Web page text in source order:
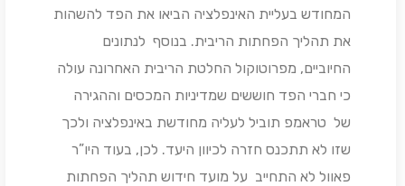
המחודש בעליית האינפלציה הביאו את הפד להשהות
את תהליך הפחתות הריבית. בנוסף לנתונים
החיוביים, מפרוטוקול החלטת הריבית האחרונה עולה
כי חברי הפד חוששים שמדיניות המכסים וההגירה
של טראמפ תוביל לעליה מחודשת באינפלציה ולכך
שזו לא תתכנס חזרה לכיוון היעד. לכן, בעוד היו”ר
פאוול לא התחייב על מועד חידוש תהליך הפחתות